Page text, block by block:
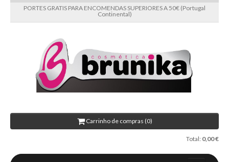
PORTES GRATIS PARA ENCOMENDAS SUPERIORES A 50€ (Portugal
Continental)
Carrinho de compras (0)
Total: 0,00 €